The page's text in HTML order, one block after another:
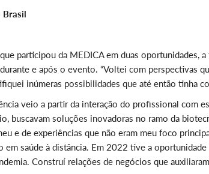
Brasil
participou da MEDICA em duas oportunidades,
e após o evento. “Voltei com perspectivas
inúmeras possibilidades que até então tinha
veio a partir da interação do profissional com
buscavam soluções inovadoras no ramo da
e de experiências que não eram meu foco
saúde à distância. Em 2022 tive a
Construí relações de negócios que